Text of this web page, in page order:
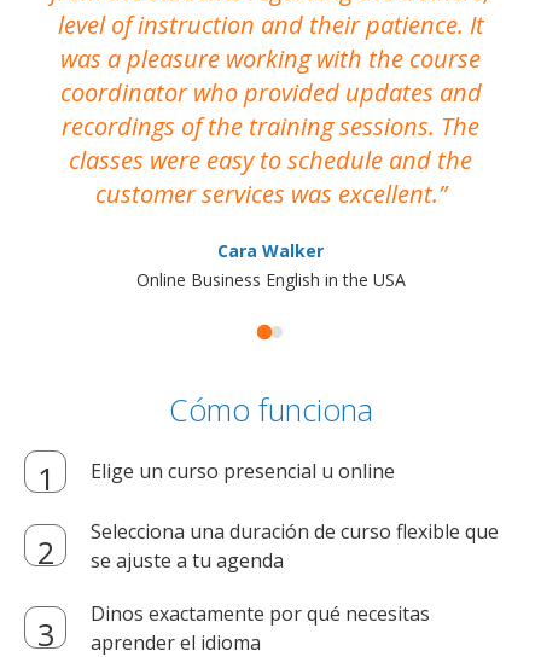
level of instruction and their patience. It
was a pleasure working with the course
coordinator who provided updates and
recordings of the training sessions. The
classes were easy to schedule and the
customer services was excellent.
Cara Walker
Online Business English in the USA
Cómo funciona
Elige un curso presencial u online
Selecciona una duración de curso flexible que
se ajuste a tu agenda
Dinos exactamente por qué necesitas
aprender el idioma